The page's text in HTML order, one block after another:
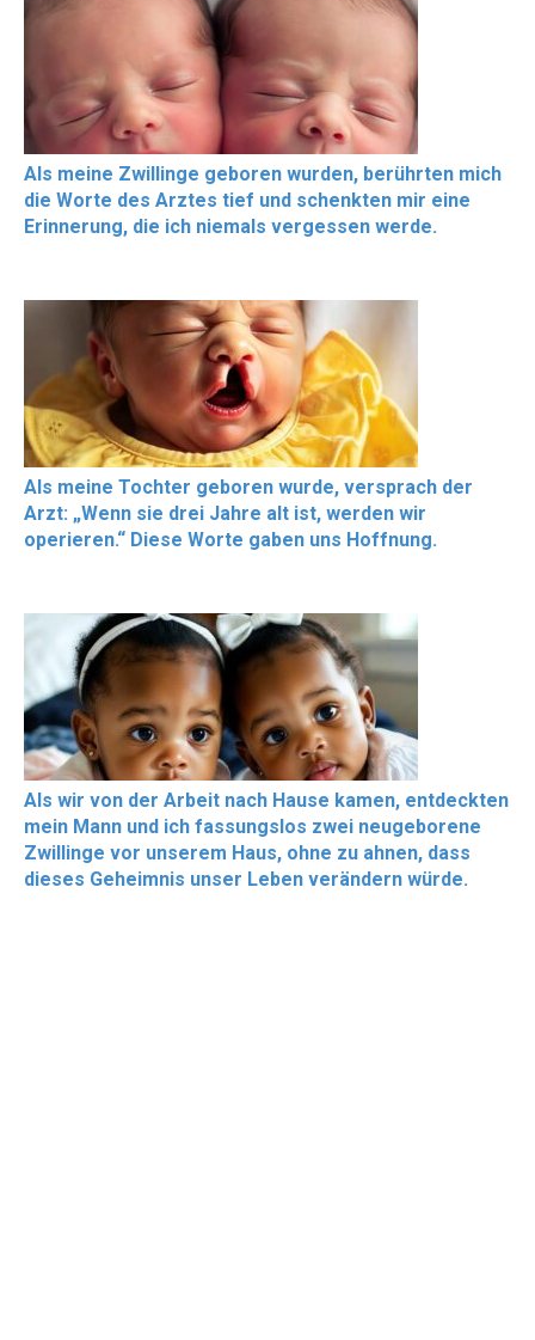
Als meine Zwillinge geboren wurden, berührten mich
die Worte des Arztes tief und schenkten mir eine
Erinnerung, die ich niemals vergessen werde.
Als meine Tochter geboren wurde, versprach der
Arzt: „Wenn sie drei Jahre alt ist, werden wir
operieren.“ Diese Worte gaben uns Hoffnung.
Als wir von der Arbeit nach Hause kamen, entdeckten
mein Mann und ich fassungslos zwei neugeborene
Zwillinge vor unserem Haus, ohne zu ahnen, dass
dieses Geheimnis unser Leben verändern würde.